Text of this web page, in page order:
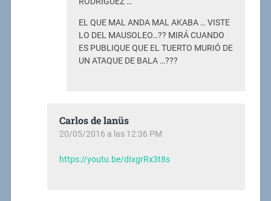
EL QUE MAL ANDA MAL AKABA … VISTE
LO DEL MAUSOLEO…?? MIRÁ CUANDO
ES PUBLIQUE QUE EL TUERTO MURIÓ DE
UN ATAQUE DE BALA …???
Carlos de lanüs
20/05/2016 a las 12:36 PM
https://youtu.be/dIxgrRx3t8s